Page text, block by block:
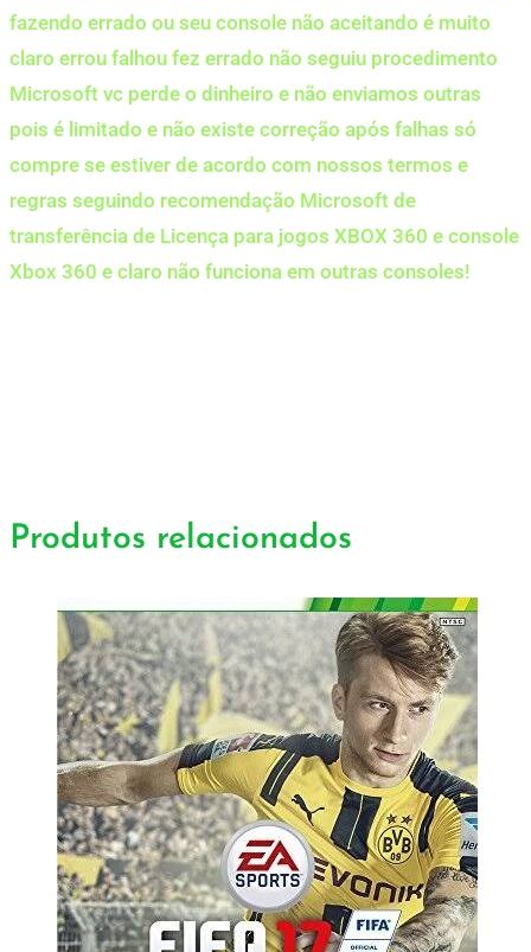
fazendo errado ou seu console não aceitando é muito
claro errou falhou fez errado não seguiu procedimento
Microsoft vc perde o dinheiro e não enviamos outras
pois é limitado e não existe correção após falhas só
compre se estiver de acordo com nossos termos e
regras seguindo recomendação Microsoft de
transferência de Licença para jogos XBOX 360 e console
Xbox 360 e claro não funciona em outras consoles!
Produtos relacionados